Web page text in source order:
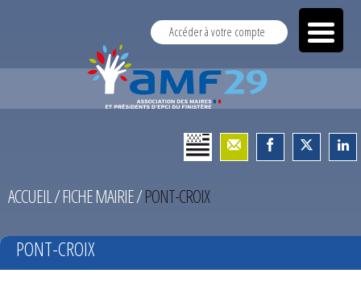
Accéder à votre compte
ACCUEIL/FICHE MAIRIE/PONT-CROIX
PONT-CROIX